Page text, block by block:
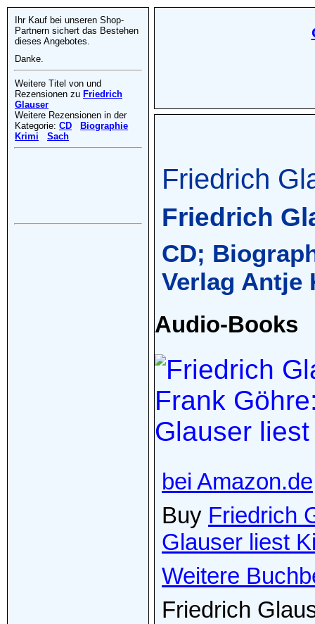
Friedrich
Friedrich
CD;
Verlag Antje
Audio-Books
bei Amazon.de
Buy Friedrich
Glauser liest
Weitere
Friedrich
Ihr Kauf bei unseren Shop-
Partnern sichert das Bestehen
dieses Angebotes.
Danke.
Weitere Titel von und
Rezensionen zu Friedrich
Glauser
Weitere Rezensionen in der
Kategorie: CD
Biographie
Krimi
Sach